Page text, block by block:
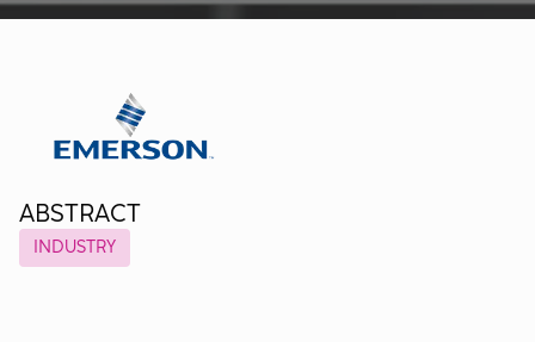
ABSTRACT
INDUSTRY